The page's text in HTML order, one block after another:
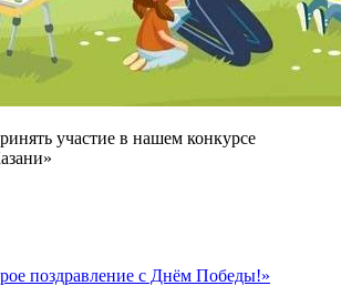
участие в нашем конкурсе
поздравление с Днём Победы!»